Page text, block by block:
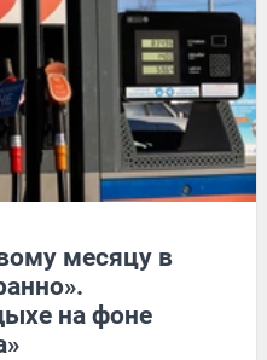
месяцу в
на фоне